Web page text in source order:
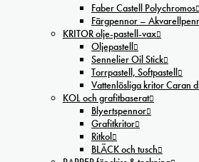
Faber Castell Polychromos
Färgpennor –
KRITOR olje-pastell-vax
Oljepastell
Sennelier Oil Stick
Torrpastell, Softpastell
Vattenlösliga kritor Caran
KOL och grafitbaserat
Blyertspennor
Grafitkritor
Ritkol
BLÄCK och tusch